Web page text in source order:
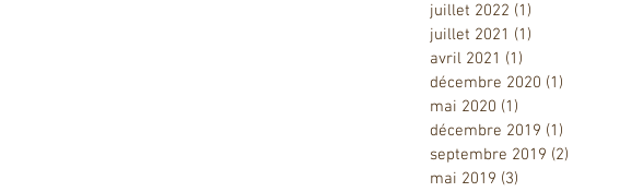
juillet 2022 (1)
juillet 2021 (1)
avril 2021 (1)
décembre 2020 (1)
mai 2020 (1)
décembre 2019 (1)
septembre 2019 (2)
mai 2019 (3)